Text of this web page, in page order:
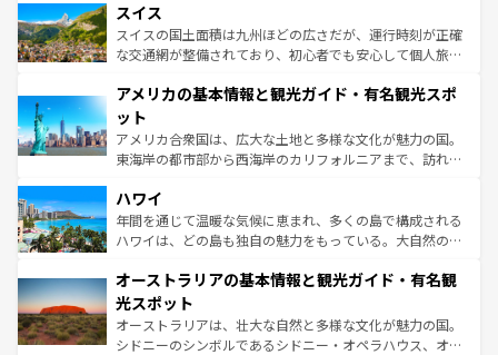
を参照してほしい。
は、お酒好きな人にはぜひ体験してほしい。 なお、新着の
ドイツ情報はコンテンツ一覧を参照してほしい。
リアごとに異なる魅力がある。また、優雅なアフタヌーン
ティー、ビール好きにはたまらない英国パブ、サッカー観
戦など、本場だからこそできる体験も豊富。イギリスを旅
ンツ一覧を参照してほしい。
スイス
スイスの国土面積は九州ほどの広さだが、運行時刻が正確
な交通網が整備されており、初心者でも安心して個人旅行
の建物がそのまま残る町や、スイスならではのユニークな
博物館もあり、アルプス観光だけでなく町歩きも満喫する
ことができる。国民の所得が高いため物価も高いが、旅行
者向けの交通パス提供のサービスもあり、うまく活用すれ
着のスイス情報は
アメリカの基本情報と観光ガイド・有名観光スポ
ット
アメリカ合衆国は、広大な土地と多様な文化が魅力の国。
東海岸の都市部から西海岸のカリフォルニアまで、訪れる
のような巨大都市は、観光、ショッピング、エンターテイ
ンメントが詰まった刺激的なスポットだ。一方、アメリカ
西部には大自然が広がり、グランドキャニオンやイエロー
部のニューオーリンズでは、音楽と美食が融合した独特の
文化が魅力。旅行者はアメリカの各地域で異なる魅力を楽
しみながら、その多様性と豊かな歴史を感じることができ
るだろう。車でのロードトリップや列車の旅も、アメリカ
ハワイ
年間を通じて温暖な気候に恵まれ、多くの島で構成される
ハワイは、どの島も独自の魅力をもっている。大自然の神
ワイ島は見逃せない。また、定番の観光地といえばオアフ
島だが、静かな自然を求めるならマウイ島やカウアイ島が
おすすめ。エメラルドグリーンに輝く海をはじめ、豊かな
文化や歴史が息づいている。「アロハスピリット」と呼ば
オーストラリアの基本情報と観光ガイド・有名観
光スポット
オーストラリアは、壮大な自然と多様な文化が魅力の国。
シドニーのシンボルであるシドニー・オペラハウス、オー